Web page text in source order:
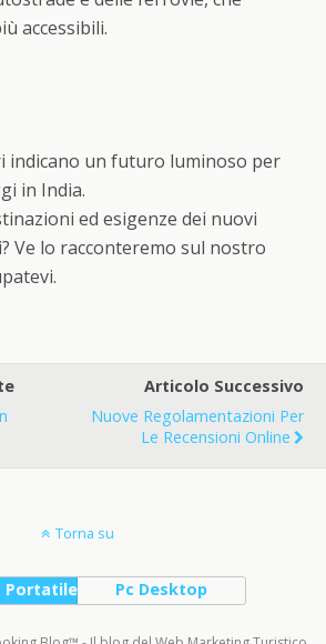
accessibili.
indicano un futuro luminoso per
in India.
ed esigenze dei nuovi
Ve lo racconteremo sul nostro
Articolo Successivo
Nuove Regolamentazioni Per
Le Recensioni Online
Torna su
Portatile Pc Desktop